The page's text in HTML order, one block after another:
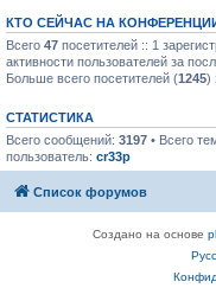
КТО СЕЙЧАС НА
Всего 47 посетителей :: 1
активности пользователей за
Больше всего посетителей (1245)
СТАТИСТИКА
Всего сообщений: 3197 • Всего
пользователь: cr33p
Список форумов
Создано на основе